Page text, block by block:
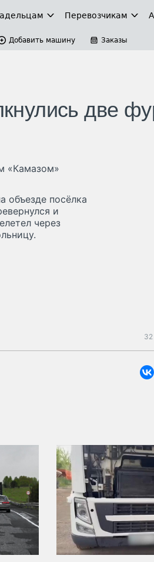
Перевозчикам
Добавить машину Заказы
две
«Камазом»
объезде посёлка
и
через